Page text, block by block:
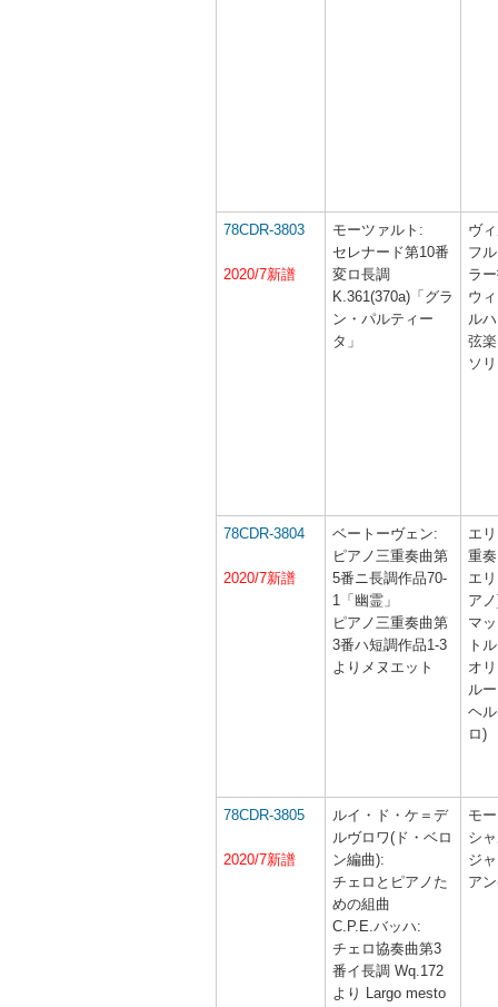
78CDR-3803
2020/7新譜
モーツァルト:
セレナード第10番
変ロ長調
K.361(370a)「グラ
ン・パルティー
タ」
ヴ
フ
ラ
ウ
ル
弦
ソ
78CDR-3804
2020/7新譜
ベートーヴェン:
ピアノ三重奏曲第
5番ニ長調作品70-
1「幽霊」
ピアノ三重奏曲第
3番ハ短調作品1-3
よりメヌエット
エ
重
エ
ア
マ
ト
オ
ル
ヘ
ロ)
78CDR-3805
2020/7新譜
ルイ・ド・ケ＝デ
ルヴロワ(ド・ベロ
ン編曲):
チェロとピアノた
めの組曲
C.P.E.バッハ:
チェロ協奏曲第3
番イ長調 Wq.172
より Largo mesto
モ
シ
ジ
ア